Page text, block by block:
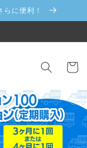
らに便利！
ー